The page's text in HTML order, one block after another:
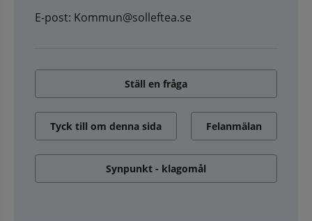
E-post: Kommun@solleftea.se
Ställ en fråga
Tyck till om denna sida Felanmälan
Synpunkt - klagomål